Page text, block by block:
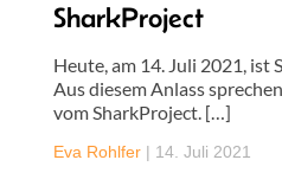
SharkProject
Heute, am 14. Juli 2021, ist
Aus diesem Anlass
vom SharkProject. […]
Eva Rohlfer | 14. Juli 2021